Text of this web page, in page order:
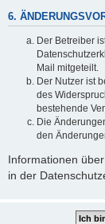
6.
Der Betreiber
Mail mitgeteilt.
Der Nutzer ist
des
bestehende
Die
den
Informationen
in der